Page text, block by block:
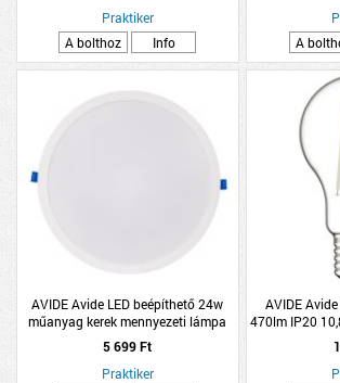
Praktiker
A bolthoz
Info
A
AVIDE Avide LED beépíthető 24w
műanyag kerek mennyezeti lámpa
5 699 Ft
Praktiker
AVIDE
470lm IP20